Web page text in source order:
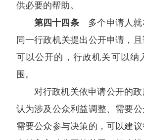
供必要的帮助。
第四十四条多个申请人就
同一行政机关提出公开申请，
可以公开的，行政机关可以纳
围。
对行政机关依申请公开的
认为涉及公众利益调整、需要
需要公众参与决策的，可以建